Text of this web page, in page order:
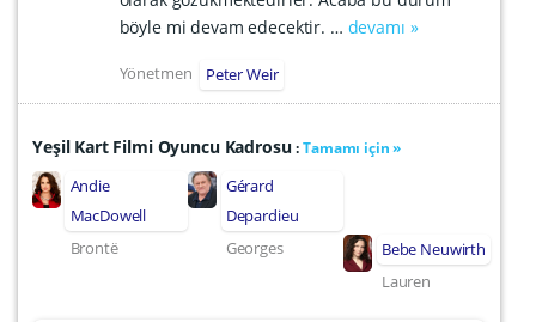
böyle mi devam edecektir. … devamı »
Yönetmen Peter Weir
Yeşil Kart Filmi Oyuncu Kadrosu:Tamamı için »
Andie
MacDowell
Brontë
Gérard
Depardieu
Georges
Bebe Neuwirth
Lauren